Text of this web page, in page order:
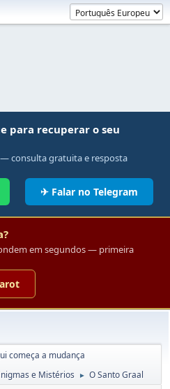
para recuperar o seu
consulta gratuita e resposta
✈ Falar no Telegram
em segundos — primeira
começa a mudança
e Mistérios ► O Santo Graal